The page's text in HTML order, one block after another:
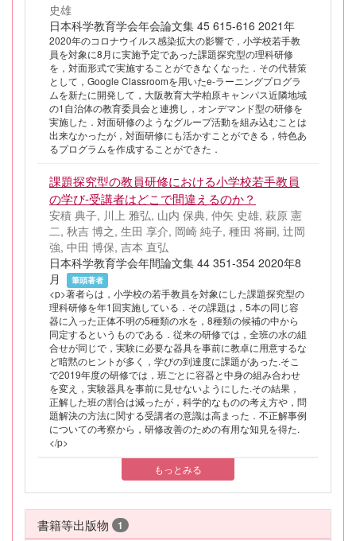
史雄
日本科学教育学会年会論文集 45 615-616 2021年
2020年のコロナウイルス感染拡大の影響で，小学校若手教
員を対象に8月に実施予定であった課題探究型の理科研修
を，対面形式で実施することができなくなった．その代替策
として，Google Classroomを用いたe-ラーニングプログラ
ムを新たに開発して，大阪教育大学柏原キャンパス近隣地域
の1自治体の教育委員会と連携し，オンデマンド型の研修を
実施した．対面研修のようなグループ活動を組み込むことは
出来なかったが，対面研修にも活かすことができる，特色あ
るプログラムを作成することができた．
課題探究型の教員研修における小学校若手教員
の学び-受講者はどこで間違えるのか？
安積 典子, 川上 雅弘, 山内 保典, 仲矢 史雄, 萩原 憲
二, 秋吉 博之, 生田 享介, 岡崎 純子, 種田 将嗣, 辻岡
強, 中田 博保, 吉本 直弘
日本科学教育学会年間論文集 44 351-354 2020年8
月
筆頭著者
<p>著者らは，小学校の若手教員を対象にした課題探究型の
理科研修を年1回実施している．その課題は，5本の同じ容
器に入った正体不明の5種類の水を，8種類の候補の中から
同定するというものである．従来の研修では，全班の水の組
合せが同じで，実験に必要な器具を事前に教卓に用意するな
ど暗黙のヒントが多く，学びの到達度に課題があった.そこ
で2019年度の研修では，班ごとに容器と中身の組み合わせ
を変え，実験器具を事前に見せないようにした.その結果，
正解した班の割合は減ったが，科学的なものの考え方や，問
題解決の方法に関する受講者の意識は高まった．不正解事例
についての考察から，研修改善のための有用な知見を得た.
</p>
もっとみる
書籍等出版物 1